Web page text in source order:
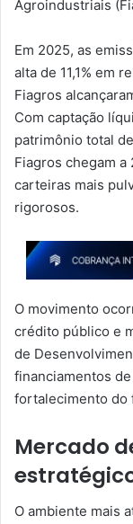
Agroindustriais
Em 2025, as
alta de 11,1% em
Fiagros
Com captação
patrimônio total
Fiagros chegam
carteiras mais
rigorosos.
O movimento
crédito público e
de
financiamentos
fortalecimento do
Mercado
O ambiente mais